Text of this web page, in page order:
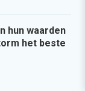
hun waarden
het beste